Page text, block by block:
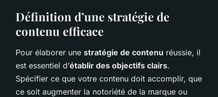
Définition d’une stratégie de
contenu efficace
Pour élaborer une stratégie de contenu réussie, il
est essentiel d’établir des objectifs clairs.
Spécifier ce que votre contenu doit accomplir, que
ce soit augmenter la notoriété de la marque ou